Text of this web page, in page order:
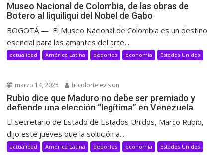
Museo Nacional de Colombia, de las obras de
Botero al liquiliqui del Nobel de Gabo
BOGOTÁ — El Museo Nacional de Colombia es un destino
esencial para los amantes del arte,...
actualidad América Latina deportes economia Estados Unidos
marzo 14, 2025 tricolortelevision
Rubio dice que Maduro no debe ser premiado y
defiende una elección “legítima” en Venezuela
El secretario de Estado de Estados Unidos, Marco Rubio,
dijo este jueves que la solución a...
actualidad América Latina deportes economia Estados Unidos